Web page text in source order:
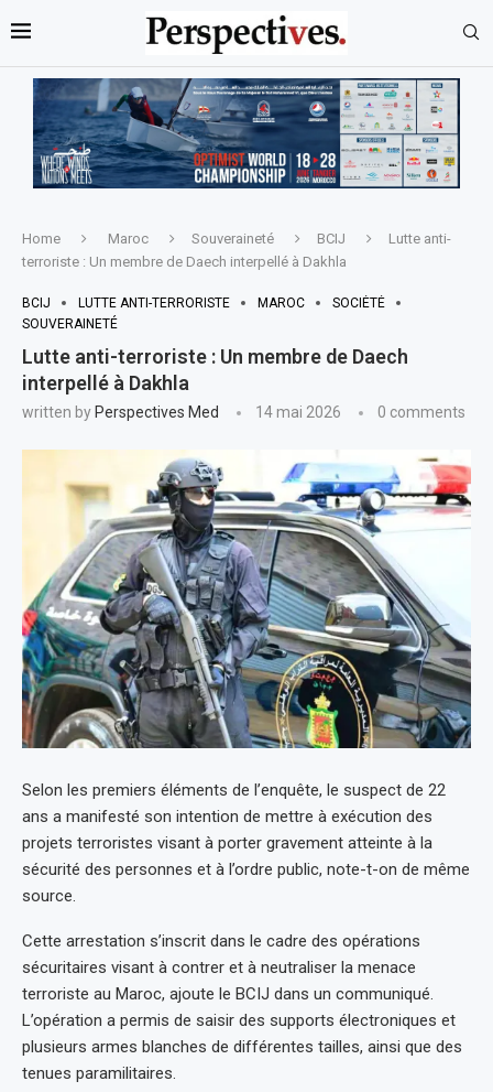
Home Maroc Souveraineté BCIJ
Lutte anti-
terroriste : Un membre de Daech interpellé à Dakhla
BCIJ LUTTE ANTI-TERRORISTE MAROC
SOCIÉTÉ
SOUVERAINETÉ
Lutte anti-terroriste : Un membre de Daech
interpellé à Dakhla
written by Perspectives Med 14 mai 2026 0 comments
Selon les premiers éléments de l’enquête, le suspect de 22
ans a manifesté son intention de mettre à exécution des
projets terroristes visant à porter gravement atteinte à la
sécurité des personnes et à l’ordre public, note-t-on de même
source.
Cette arrestation s’inscrit dans le cadre des opérations
sécuritaires visant à contrer et à neutraliser la menace
terroriste au Maroc, ajoute le BCIJ dans un communiqué.
L’opération a permis de saisir des supports électroniques et
plusieurs armes blanches de différentes tailles, ainsi que des
tenues paramilitaires.